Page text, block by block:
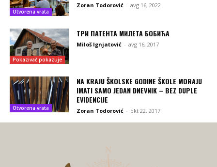
Otvorena vrata
Zoran Todorović - avg 16, 2022
Pokazivač pokazuje
ТРИ ПАТЕНТА МИЛЕТА БОБИЋА
Miloš Ignjatović - avg 16, 2017
Otvorena vrata
NA KRAJU ŠKOLSKE GODINE ŠKOLE MORAJU
IMATI SAMO JEDAN DNEVNIK – BEZ DUPLE
EVIDENCIJE
Zoran Todorović - okt 22, 2017